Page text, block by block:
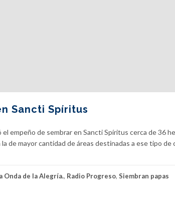
Sancti Spíritus
empeño de sembrar en Sancti Spíritus cerca de 36
de mayor cantidad de áreas destinadas a ese tipo de
Onda de la Alegría., Radio Progreso, Siembran papas